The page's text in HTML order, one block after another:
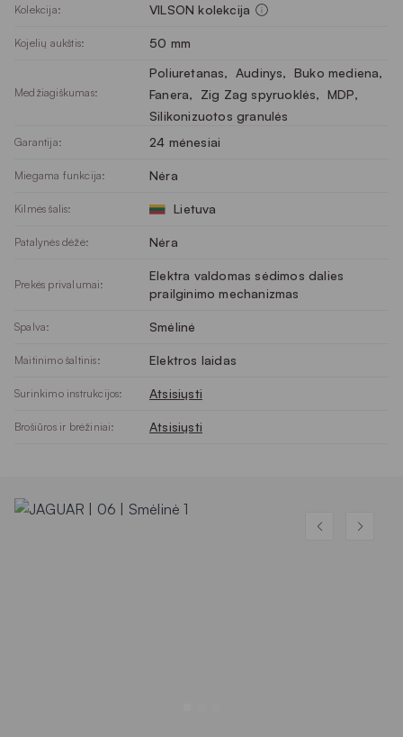
Kolekcija: VILSON kolekcija
Kojelių aukštis: 50 mm
Medžiagiškumas:
Poliuretanas, Audinys, Buko mediena,
Fanera, Zig Zag spyruoklės, MDP,
Silikonizuotos granulės
Garantija: 24 mėnesiai
Miegama funkcija: Nėra
Kilmės šalis: Lietuva
Patalynės dėžė: Nėra
Prekės privalumai:
Elektra valdomas sėdimos dalies
prailginimo mechanizmas
Spalva: Smėlinė
Maitinimo šaltinis: Elektros laidas
Surinkimo instrukcijos: Atsisiųsti
Brošiūros ir brėžiniai: Atsisiųsti